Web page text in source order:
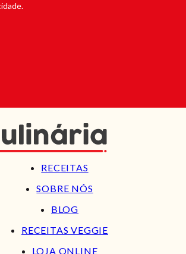
RECEITAS
SOBRE NÓS
BLOG
RECEITAS VEGGIE
LOJA ONLINE